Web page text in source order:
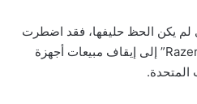
لم يكن الحظ حليفها، فقد اضطرت
شركات مثل “Framework” و”Razer” إلى إيقاف مبيعات أجهزة
المتحدة.